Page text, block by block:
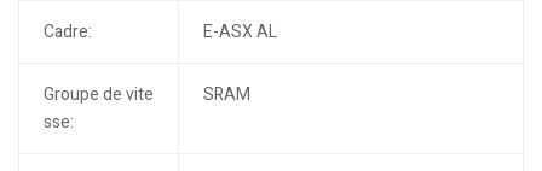
Cadre: E-ASX AL
Groupe de vite
sse:
SRAM